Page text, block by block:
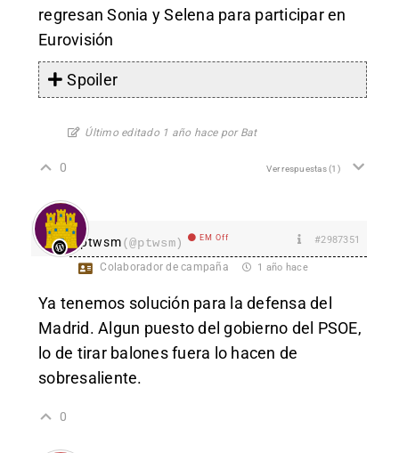
regresan Sonia y Selena para participar en
Eurovisión
Spoiler
Último editado 1 año hace por Bat
0 Ver respuestas(1)
ptwsm(@ptwsm) EM Off #2987351
Colaborador de campaña 1 año hace
Ya tenemos solución para la defensa del
Madrid. Algun puesto del gobierno del PSOE,
lo de tirar balones fuera lo hacen de
sobresaliente.
0